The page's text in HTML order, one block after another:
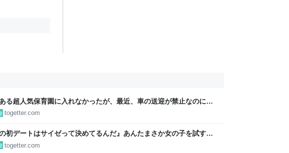
る超人気保育園に入れなかったが、最近、車の送迎が禁止なのに、
クールゾーンに車を停めて送迎してる親を発見…写真を撮って保育
通報で悩んでいる
togetter.com
初デートはサイゼって決めてるんだ』あんたまさか女の子を試すつ
？→その後の展開に「やはりデートは相手への思いやりの気持ち」
togetter.com